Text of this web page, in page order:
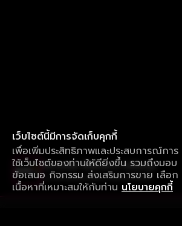
เว็บไซต์นี้มีการจัดเก็บคุกกี้
เพื่อเพิ่มประสิทธิภาพและประสบการณ์การ
ใช้เว็บไซต์ของท่านให้ดียิ่งขึ้น รวมถึงมอบ
ข้อเสนอ กิจกรรม ส่งเสริมการขาย เลือก
เนื้อหาที่เหมาะสมให้กับท่าน นโยบายคุกกี้
ใช้งานแอป ลื่นไหลกว่า ไม่มีสะดุด
ดาวน์โหลดแอปเพื่อการรับชมที่ดีกว่า